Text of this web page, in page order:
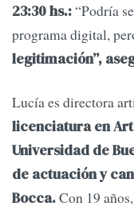
23:30 hs.:“Podría
programa digital,
legitimación”,
Lucía es directora
licenciatura en
Universidad de
de actuación y
Bocca.Con 19